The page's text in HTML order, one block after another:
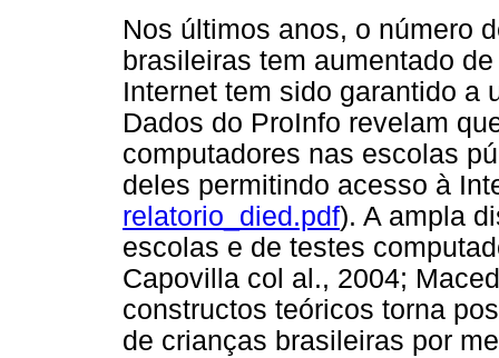
Nos últimos anos, o número
brasileiras tem aumentado
Internet tem sido garantido a
Dados do ProInfo revelam
computadores nas escolas
deles permitindo acesso à
relatorio_died.pdf). A ampla
escolas e de testes
Capovilla col al., 2004;
constructos teóricos torna
de crianças brasileiras por